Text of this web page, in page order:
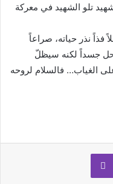
تلو الشهيد في معركة
فذاً نذر حياته، صراعاً
جسداً لكنه سيظلّ
الغياب… فالسلام لروحه
ڤايبر